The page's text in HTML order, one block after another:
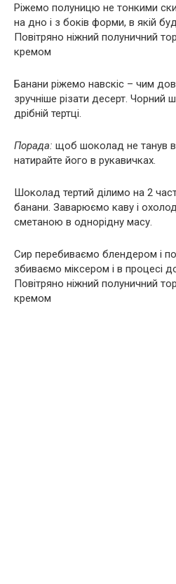
Ріжемо полуницю не тонкими
на дно і з боків форми, в якій
Повітряно ніжний полуничний
кремом
Банани ріжемо навскіс – чим
зручніше різати десерт.
дрібній тертці.
Порада: щоб шоколад не танув в
натирайте його в рукавичках.
Шоколад тертий ділимо на 2
банани. Заварюємо каву і
сметаною в однорідну масу.
Сир перебиваємо блендером і
збиваємо міксером і в процесі
Повітряно ніжний полуничний
кремом